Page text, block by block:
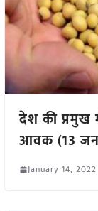
देश की प्रमुख
आवक (13
January 14, 2022